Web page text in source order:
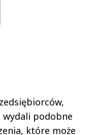
podobne
które może